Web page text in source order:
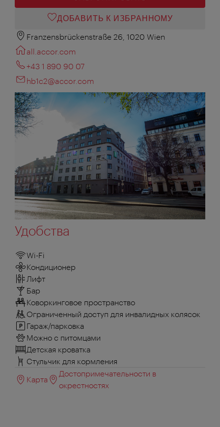
ДОБАВИТЬ К ИЗБРАННОМУ
Franzensbrückenstraße 26, 1020 Wien
all.accor.com
+43 1 890 90 07
hb1c2@accor.com
Удобства
Wi-Fi
Кондиционер
Лифт
Бар
Коворкинговое пространство
Ограниченный доступ для инвалидных колясок
Гараж/парковка
Можно с питомцами
Детская кроватка
Стульчик для кормления
Карта
Достопримечательности в
окрестностях